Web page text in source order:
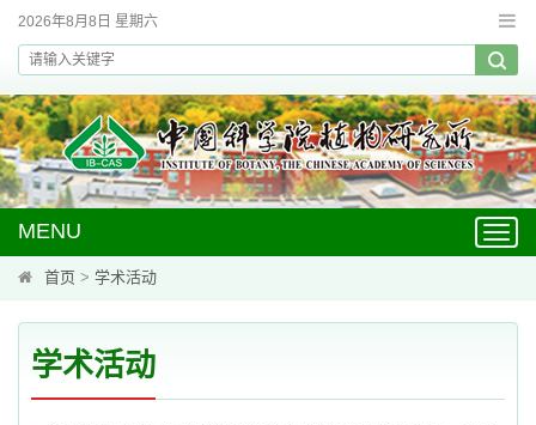
2026年8月8日 星期六
MENU
首页 > 学术活动
学术活动